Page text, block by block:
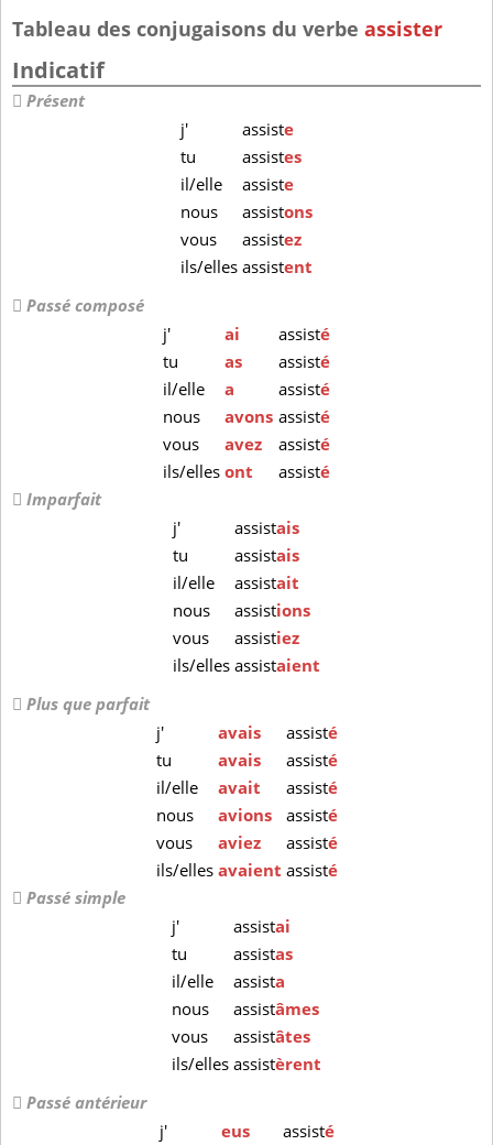
Tableau des conjugaisons du verbe assister
Indicatif
Présent
j'
assiste
tu
assistes
il/elle
assiste
nous
assistons
vous
assistez
ils/ellesassistent
Passé composé
j'
ai assisté
tu
as assisté
il/elle
a assisté
nous
avons assisté
vous
avez assisté
ils/ellesont assisté
Imparfait
j'
assistais
tu
assistais
il/elle
assistait
nous
assistions
vous
assistiez
ils/ellesassistaient
Plus que parfait
j'
avais assisté
tu
avais assisté
il/elle
avait assisté
nous
avions assisté
vous
aviez assisté
ils/elles avaient assisté
Passé simple
j'
assistai
tu
assistas
il/elle
assista
nous
assistâmes
vous
assistâtes
ils/ellesassistèrent
Passé antérieur
j'
eus assisté